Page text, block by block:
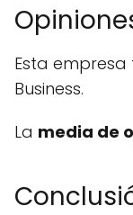
Esta empresa
Business.
La media de